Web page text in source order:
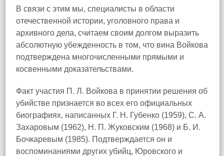
В связи с этим мы, специалисты в области
отечественной истории, уголовного права и
архивного дела, считаем своим долгом выразить
абсолютную убежденность в том, что вина Войкова
подтверждена многочисленными прямыми и
косвенными доказательствами.
Факт участия П. Л. Войкова в принятии решения об
убийстве признается во всех его официальных
биографиях, написанных Г. Н. Губенко (1959), С. А.
Захаровым (1962), Н. П. Жуковским (1968) и Б. И.
Бочкаревым (1985). Подтверждается он и
воспоминаниями других убийц, Юровского и